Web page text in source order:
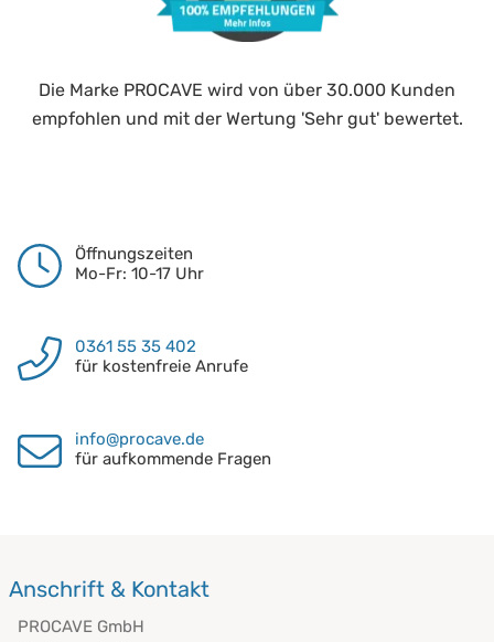
Die Marke PROCAVE wird von über 30.000 Kunden
empfohlen und mit der Wertung 'Sehr gut' bewertet.
Öffnungszeiten
Mo-Fr: 10-17 Uhr
0361 55 35 402
für kostenfreie Anrufe
info@procave.de
für aufkommende Fragen
Anschrift & Kontakt
PROCAVE GmbH